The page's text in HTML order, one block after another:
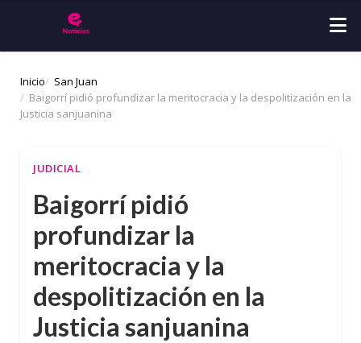
Inicio
San Juan
Baigorrí pidió profundizar la meritocracia y la despolitización en la
Justicia sanjuanina
JUDICIAL
Baigorrí pidió
profundizar la
meritocracia y la
despolitización en la
Justicia sanjuanina